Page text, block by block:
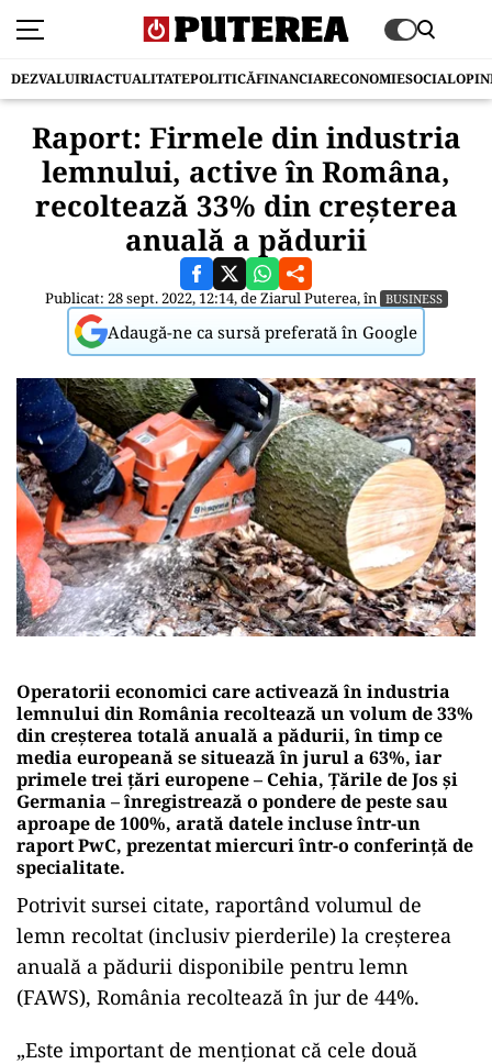
DEZVALUIRIACTUALITATEPOLITICĂFINANCIARECONOMIESOCIAL
Raport: Firmele din industria
lemnului, active în Româna,
recoltează 33% din creşterea
anuală a pădurii
Publicat: 28 sept. 2022, 12:14, deZiarul Puterea, în BUSINESS
Adaugă-ne ca sursă preferată în Google
Operatorii economici care activează în industria
lemnului din România recoltează un volum de 33%
din creşterea totală anuală a pădurii, în timp ce
media europeană se situează în jurul a 63%, iar
primele trei ţări europene – Cehia, Ţările de Jos şi
Germania – înregistrează o pondere de peste sau
aproape de 100%, arată datele incluse într-un
raport PwC, prezentat miercuri într-o conferinţă de
specialitate.
Potrivit sursei citate, raportând volumul de
lemn recoltat (inclusiv pierderile) la creşterea
anuală a pădurii disponibile pentru lemn
(FAWS), România recoltează în jur de 44%.
„Este important de menţionat că cele două